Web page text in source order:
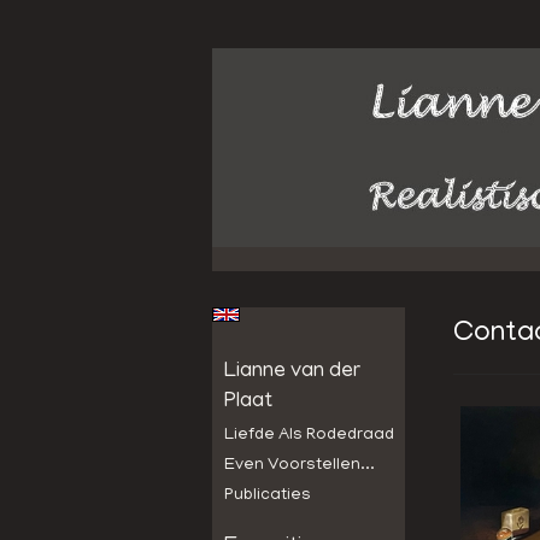
Lianne van der
Plaat
Liefde Als Rodedraad
Even Voorstellen...
Publicaties